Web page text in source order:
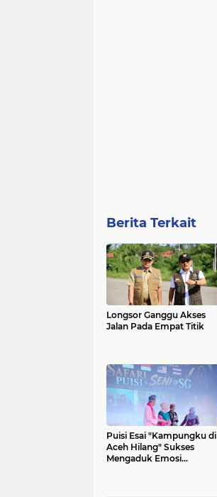
Berita Terkait
Longsor Ganggu Akses
Jalan Pada Empat Titik
Puisi Esai "Kampungku di
Aceh Hilang" Sukses
Mengaduk Emosi